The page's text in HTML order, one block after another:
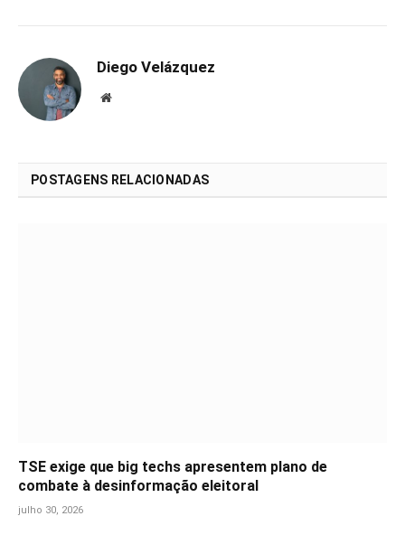
Diego Velázquez
Website
POSTAGENS RELACIONADAS
TSE exige que big techs apresentem plano de
combate à desinformação eleitoral
julho 30, 2026